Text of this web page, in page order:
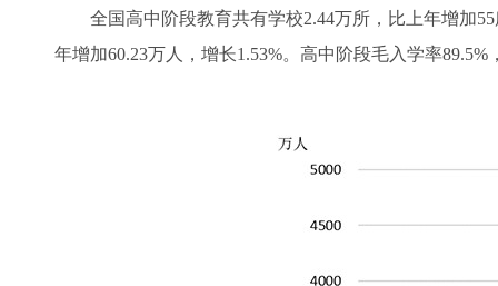
全国高中阶段教育共有学校2.44万所，比上年增加55
年增加60.23万人，增长1.53%。高中阶段毛入学率